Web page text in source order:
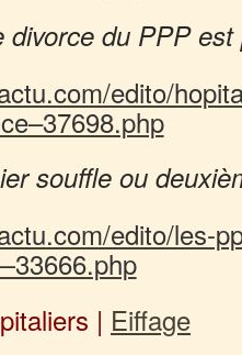
divorce du PPP
edito/
souffle ou
edito/les-
| Eiffage